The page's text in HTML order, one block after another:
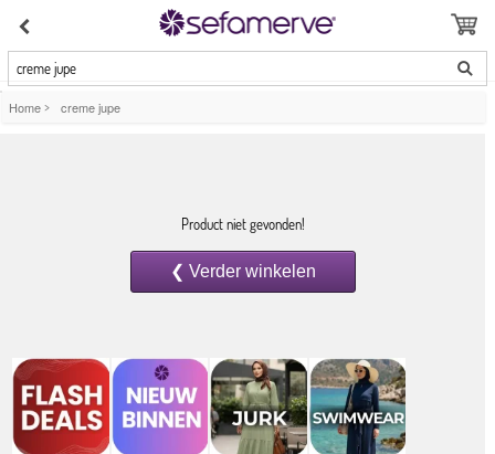
creme jupe
Home > creme jupe
Product niet gevonden!